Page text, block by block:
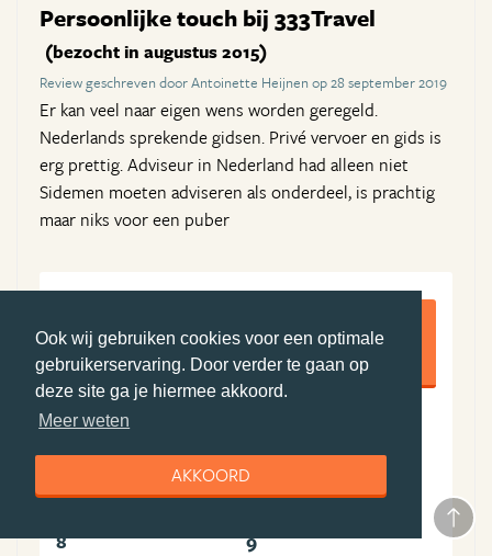
Ook wij gebruiken cookies voor een optimale
gebruikerservaring. Door verder te gaan op
deze site ga je hiermee akkoord.
Meer weten
AKKOORD
Persoonlijke touch bij 333Travel
(bezocht in augustus 2015)
Review geschreven door Antoinette Heijnen op 28 september 2019
Er kan veel naar eigen wens worden geregeld.
Nederlands sprekende gidsen. Privé vervoer en gids is
erg prettig. Adviseur in Nederland had alleen niet
Sidemen moeten adviseren als onderdeel, is prachtig
maar niks voor een puber
8,5
9
Algemene ervaring Boekingsproces
9 8
8 9